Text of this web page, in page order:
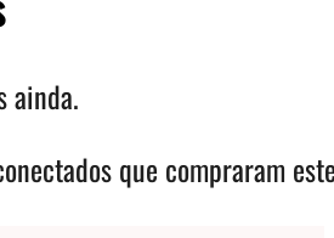
ainda.
que compraram